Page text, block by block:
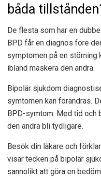
båda
De flesta som har en
BPD får en diagnos före
symptomen på en störning
ibland maskera den andra.
Bipolär sjukdom
symtomen kan förändras.
BPD-symtom. Med tid och
den andra bli tydligare.
Besök din läkare och
visar tecken på bipolär
sannolikt att göra en